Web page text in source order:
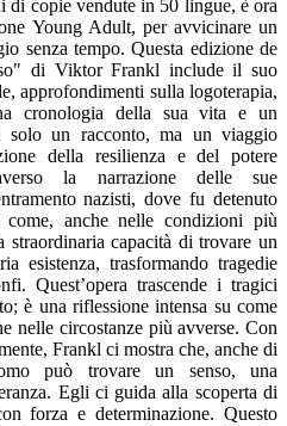
di copie vendute in 50 lingue, è ora
Young Adult, per avvicinare un
senza tempo. Questa edizione de
di Viktor Frankl include il suo
approfondimenti sulla logoterapia,
cronologia della sua vita e un
solo un racconto, ma un viaggio
della resilienza e del potere
la narrazione delle sue
nazisti, dove fu detenuto
anche nelle condizioni più
straordinaria capacità di trovare un
esistenza, trasformando tragedie
Quest’opera trascende i tragici
è una riflessione intensa su come
nelle circostanze più avverse. Con
Frankl ci mostra che, anche di
può trovare un senso, una
Egli ci guida alla scoperta di
forza e determinazione. Questo